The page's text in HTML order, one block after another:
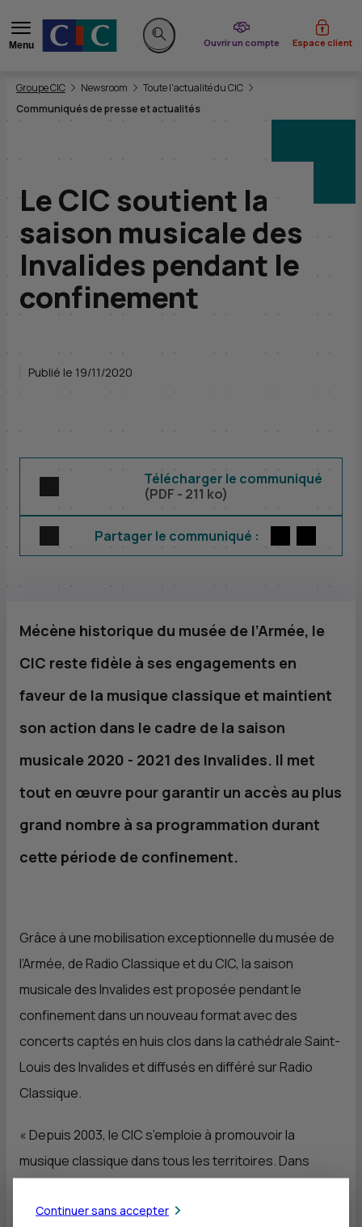
Menu
Rechercher sur le site
Ouvrir un compte
du CIC Espace client
Vous êtes ici:
Groupe CIC Newsroom
Toute l'actualité du CIC
Communiqués de presse et actualités
Le CIC soutient la
saison musicale des
Invalides pendant le
confinement
Publié le 19/11/2020
Télécharger le communiqué
(PDF - 211 ko)
Partager le communiqué :
Mécène historique du musée de l’Armée, le
CIC reste fidèle à ses engagements en
faveur de la musique classique et maintient
son action dans le cadre de la saison
musicale 2020 - 2021 des Invalides. Il met
tout en œuvre pour garantir un accès au plus
grand nombre à sa programmation durant
cette période de confinement.
Grâce à une mobilisation exceptionnelle du musée de
l’Armée, de Radio Classique et du CIC, la saison
musicale des Invalides est proposée pendant le
confinement dans un nouveau format avec des
concerts captés en huis clos dans la cathédrale Saint-
Louis des Invalides et diffusés en différé sur Radio
Classique.
« Depuis 2003, le CIC s’emploie à promouvoir la
musique classique dans tous les territoires. Dans
pouvoir contribuer au maintien du lien à la culture en
Continuer sans accepter